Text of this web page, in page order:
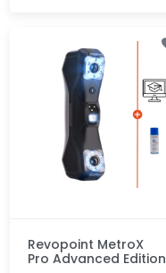
rapide
Revopoint MetroX
Pro Advanced Edition